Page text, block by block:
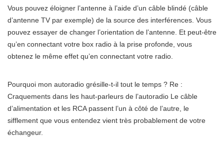
Vous pouvez éloigner l’antenne à l’aide d’un câble blindé (câble
d’antenne TV par exemple) de la source des interférences. Vous
pouvez essayer de changer l’orientation de l’antenne. Et peut-être
qu’en connectant votre box radio à la prise profonde, vous
obtenez le même effet qu’en connectant votre radio.
Pourquoi mon autoradio grésille-t-il tout le temps ? Re :
Craquements dans les haut-parleurs de l’autoradio Le câble
d’alimentation et les RCA passent l’un à côté de l’autre, le
sifflement que vous entendez vient très probablement de votre
échangeur.